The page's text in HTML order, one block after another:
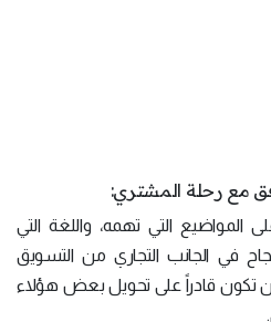
المواضيع التي تهمه، واللغة التي
في الجانب التجاري من التسويق
تكون قادراً على تحويل بعض هؤلاء